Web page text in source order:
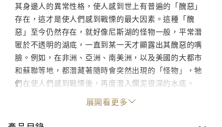
其身邊人的異常性格，使人感到世上有普遍的「醜惡」
存在，這才是使人們感到戰慄的最大因素。這種「醜
惡」至今仍然存在，就好像尼斯湖的怪物一般，平常潛
匿於不透明的湖底，一直到某一天才顯露出其醜惡的嘴
臉。例如，在非洲、亞洲、南美洲，以及美國的大都市
和蘇聯等地，都潛藏著隨時會突然出現的「怪物」，牠
們在使人們感到戰慄後，再度潛入爛泥很深的水底。
換句話說，隨時都有巨大的邪惡之物—―想伺機攻擊我
笑話，可以敏感的反映遍地存在的邪惡，這是因為笑話
展開看更多